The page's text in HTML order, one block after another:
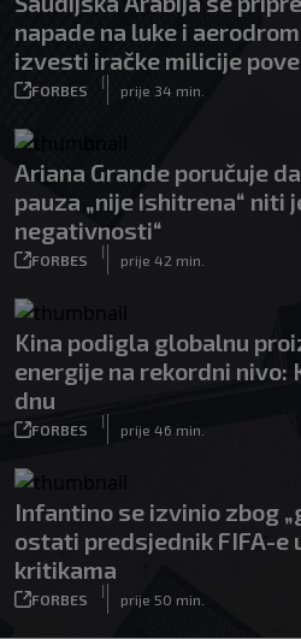
napade na luke i
izvesti iračke milicije
FORBES
|
prije 34 min.
Ariana Grande poručuje
pauza „nije ishitrena“ niti
negativnosti“
FORBES
|
prije 42 min.
Kina podigla globalnu
energije na rekordni nivo:
dnu
FORBES
|
prije 46 min.
Infantino se izvinio zbog
ostati predsjednik FIFA-e
kritikama
FORBES
|
prije 50 min.